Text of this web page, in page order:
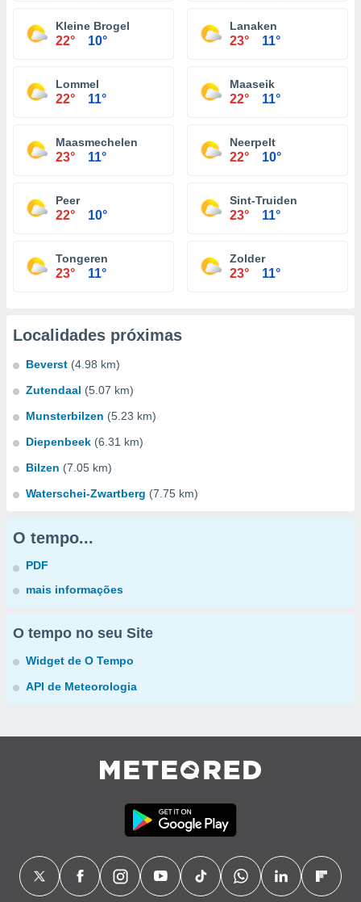
Kleine Brogel
22° 10°
Lanaken
23° 11°
Lommel
22° 11°
Maaseik
22° 11°
Maasmechelen
23° 11°
Neerpelt
22° 10°
Peer
22° 10°
Sint-Truiden
23° 11°
Tongeren
23° 11°
Zolder
23° 11°
Localidades próximas
Beverst (4.98 km)
Zutendaal (5.07 km)
Munsterbilzen (5.23 km)
Diepenbeek (6.31 km)
Bilzen (7.05 km)
Waterschei-Zwartberg (7.75 km)
O tempo...
PDF
mais informações
O tempo no seu Site
Widget de O Tempo
API de Meteorologia